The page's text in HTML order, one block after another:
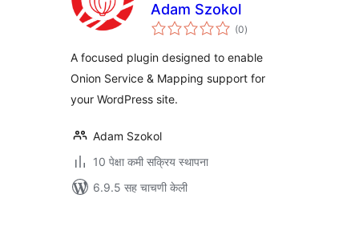
Adam Szokol
(0एकूण
मूल्यांकन
)
A focused plugin designed to enable
Onion Service & Mapping support for
your WordPress site.
Adam Szokol
10 पेक्षा कमी सक्रिय स्थापना
6.9.5 सह चाचणी केली